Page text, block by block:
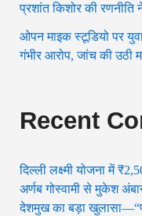
प्रशांत किशोर की रणनीति
ओपन माइक स्टूडियो पर युवा
गंभीर आरोप, जांच की उठी
Recent
दिल्ली लक्ष्मी योजना में
अर्णब गोस्वामी से मुकेश
देशमुख का बड़ा